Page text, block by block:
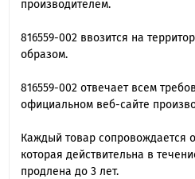
производителем.
816559-002 ввозится на
образом.
816559-002 отвечает всем
официальном веб-сайте
Каждый товар сопровождается
которая действительна в
продлена до 3 лет.